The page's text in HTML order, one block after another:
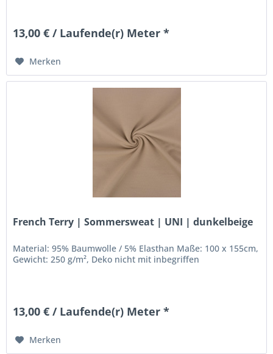
13,00 € / Laufende(r) Meter *
Merken
French Terry | Sommersweat | UNI | dunkelbeige
Material: 95% Baumwolle / 5% Elasthan Maße: 100 x 155cm,
Gewicht: 250 g/m², Deko nicht mit inbegriffen
13,00 € / Laufende(r) Meter *
Merken